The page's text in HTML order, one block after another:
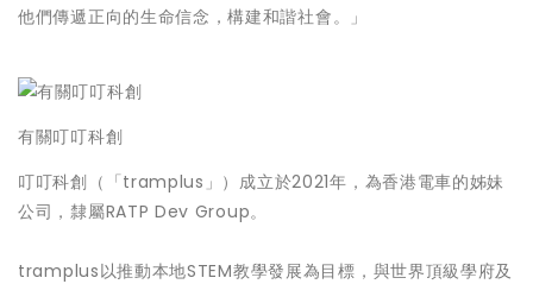
他們傳遞正向的生命信念，構建和諧社會。」
有關叮叮科創
叮叮科創（「tramplus」）成立於2021年，為香港電車的姊妹
公司，隸屬RATP Dev Group。
tramplus以推動本地STEM教學發展為目標，與世界頂級學府及